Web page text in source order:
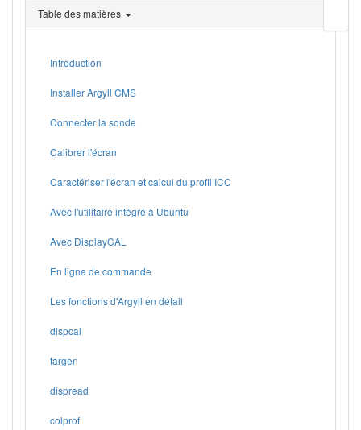
page
Table des matières
Introduction
Installer Argyll CMS
Connecter la sonde
Calibrer l'écran
Caractériser l'écran et calcul du profil ICC
Avec l'utilitaire intégré à Ubuntu
Avec DisplayCAL
En ligne de commande
Les fonctions d'Argyll en détail
dispcal
targen
dispread
colprof